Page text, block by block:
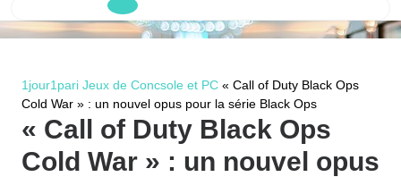
Open
1jour1pari Jeux de Concsole et PC « Call of Duty Black Ops
Cold War » : un nouvel opus pour la série Black Ops
« Call of Duty Black Ops
Cold War » : un nouvel opus